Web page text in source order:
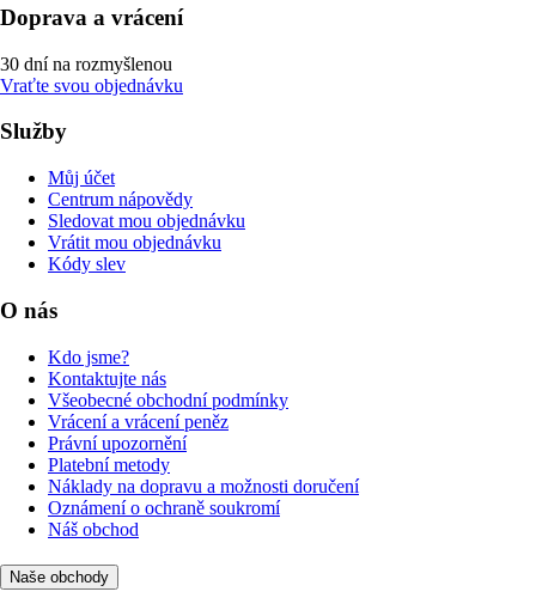
Doprava a vrácení
30 dní na rozmyšlenou
Vraťte svou objednávku
Služby
Můj účet
Centrum nápovědy
Sledovat mou objednávku
Vrátit mou objednávku
Kódy slev
O nás
Kdo jsme?
Kontaktujte nás
Všeobecné obchodní podmínky
Vrácení a vrácení peněz
Právní upozornění
Platební metody
Náklady na dopravu a možnosti doručení
Oznámení o ochraně soukromí
Náš obchod
Naše obchody